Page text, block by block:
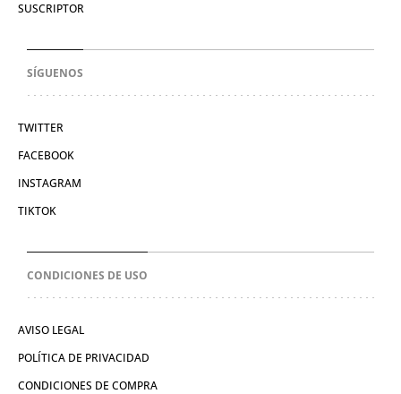
SUSCRIPTOR
SÍGUENOS
TWITTER
FACEBOOK
INSTAGRAM
TIKTOK
CONDICIONES DE USO
AVISO LEGAL
POLÍTICA DE PRIVACIDAD
CONDICIONES DE COMPRA